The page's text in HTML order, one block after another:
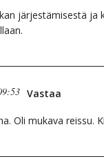
järjestämisestä ja
Vastaa
Oli mukava reissu.